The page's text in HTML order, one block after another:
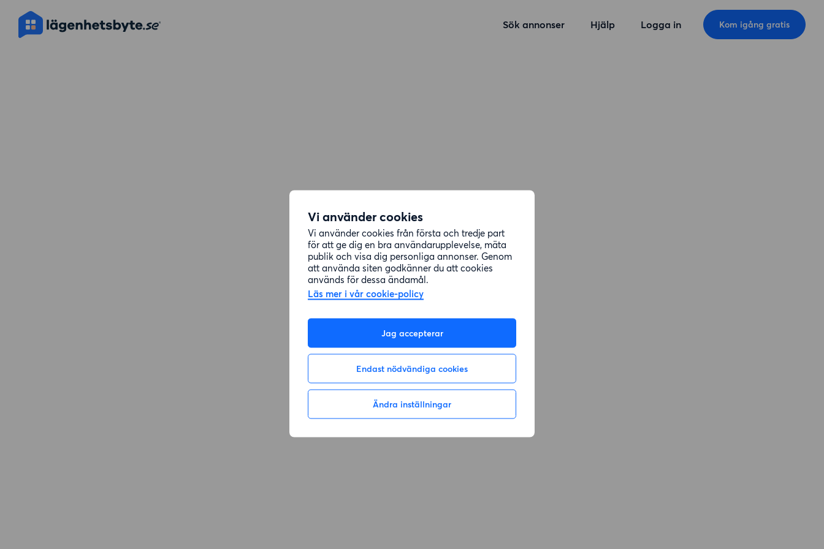
Vi använder cookies
Vi använder cookies från första och tredje part
för att ge dig en bra användarupplevelse, mäta
publik och visa dig personliga annonser. Genom
att använda siten godkänner du att cookies
används för dessa ändamål.
Läs mer i vår cookie-policy
Jag accepterar
Endast nödvändiga cookies
Ändra inställningar
Sök annonser Hjälp Logga in Kom igång gratis